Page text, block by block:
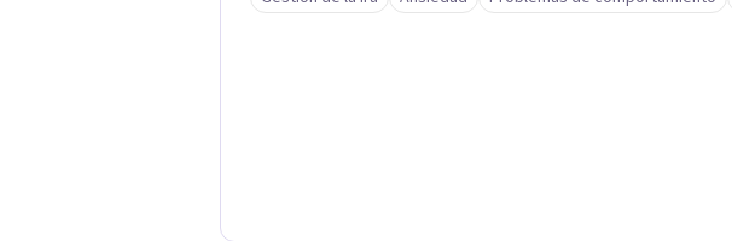
condenados por violencia de género y condenados por violación... A